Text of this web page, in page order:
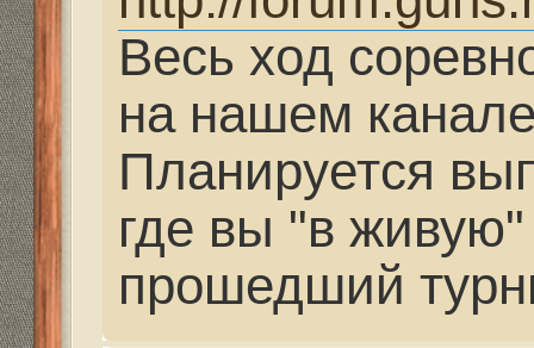
Re: F-класс.
Belneo» 08 июн 2016,
появиться ссылка